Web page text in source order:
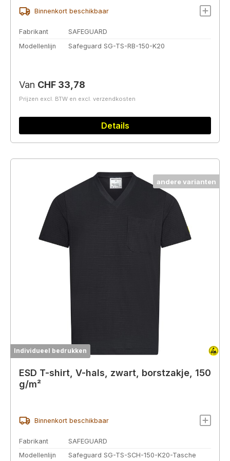
Binnenkort beschikbaar
Fabrikant
SAFEGUARD
Modellenlijn
Safeguard SG-TS-RB-150-K20
Normale prijs:
Van CHF 33,78
Prijzen excl. BTW en excl. verzendkosten
Details
andere varianten
Individueel bedrukken
ESD T-shirt, V-hals, zwart, borstzakje, 150
g/m²
Binnenkort beschikbaar
Fabrikant
SAFEGUARD
Modellenlijn
Safeguard SG-TS-SCH-150-K20-Tasche